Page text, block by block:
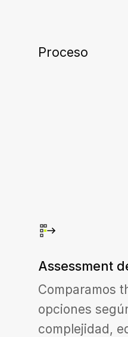
Proceso
Assessment
Comparamos
opciones
complejidad,